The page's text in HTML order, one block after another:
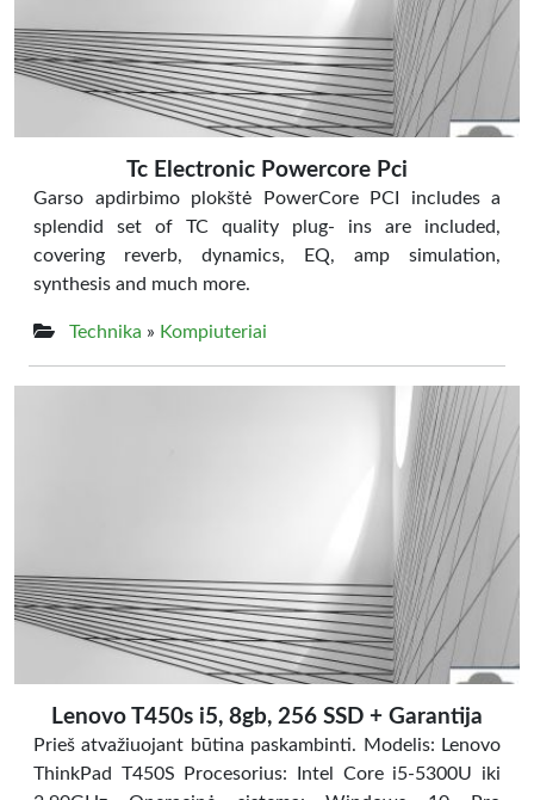
Tc Electronic Powercore Pci
Garso apdirbimo plokštė PowerCore PCI includes a
splendid set of TC quality plug- ins are included,
covering reverb, dynamics, EQ, amp simulation,
synthesis and much more.
Technika » Kompiuteriai
Lenovo T450s i5, 8gb, 256 SSD + Garantija
Prieš atvažiuojant būtina paskambinti. Modelis: Lenovo
ThinkPad T450S Procesorius: Intel Core i5-5300U iki